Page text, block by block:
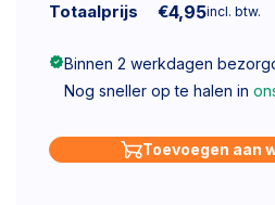
Totaalprijs €4,95incl. btw.
Binnen 2 werkdagen
Nog sneller op te halen in
Toevoegen aan